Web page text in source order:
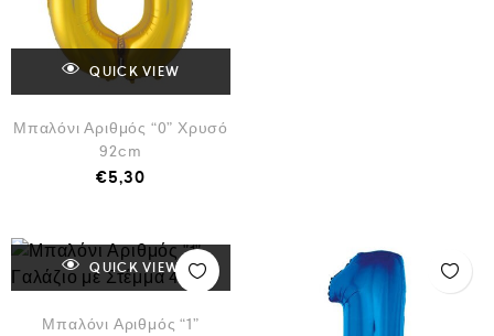
QUICK VIEW
Μπαλόνι Αριθμός “0” Χρυσό
92cm
€5,30
QUICK VIEW
Μπαλόνι Αριθμός “1”